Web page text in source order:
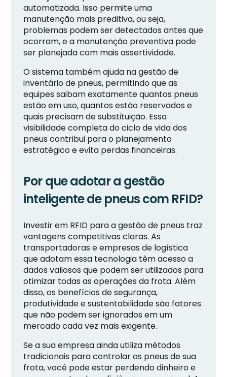
automatizada. Isso permite uma
manutenção mais preditiva, ou seja,
problemas podem ser detectados antes que
ocorram, e a manutenção preventiva pode
ser planejada com mais assertividade.
O sistema também ajuda na gestão de
inventário de pneus, permitindo que as
equipes saibam exatamente quantos pneus
estão em uso, quantos estão reservados e
quais precisam de substituição. Essa
visibilidade completa do ciclo de vida dos
pneus contribui para o planejamento
estratégico e evita perdas financeiras.
Por que adotar a gestão
inteligente de pneus com RFID?
Investir em RFID para a gestão de pneus traz
vantagens competitivas claras. As
transportadoras e empresas de logística
que adotam essa tecnologia têm acesso a
dados valiosos que podem ser utilizados para
otimizar todas as operações da frota. Além
disso, os benefícios de segurança,
produtividade e sustentabilidade são fatores
que não podem ser ignorados em um
mercado cada vez mais exigente.
Se a sua empresa ainda utiliza métodos
tradicionais para controlar os pneus de sua
frota, você pode estar perdendo dinheiro e